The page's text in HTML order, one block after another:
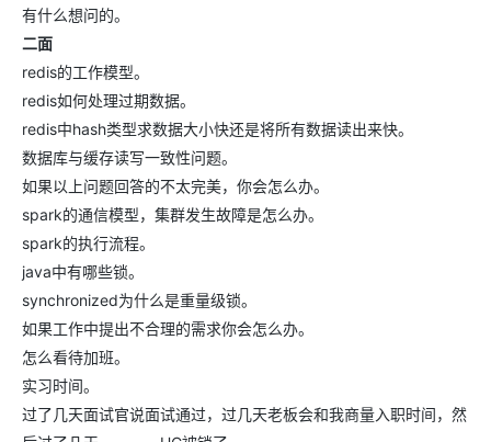
有什么想问的。
二面
redis的工作模型。
redis如何处理过期数据。
redis中hash类型求数据大小快还是将所有数据读出来快。
数据库与缓存读写一致性问题。
如果以上问题回答的不太完美，你会怎么办。
spark的通信模型，集群发生故障是怎么办。
spark的执行流程。
java中有哪些锁。
synchronized为什么是重量级锁。
如果工作中提出不合理的需求你会怎么办。
怎么看待加班。
实习时间。
过了几天面试官说面试通过，过几天老板会和我商量入职时间，然